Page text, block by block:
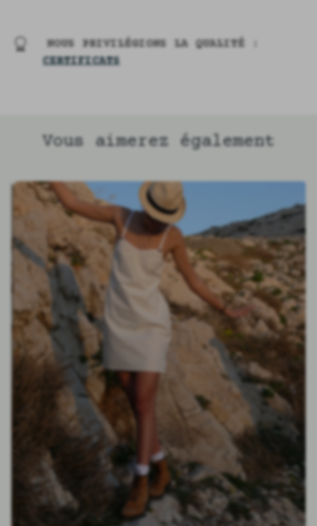
NOUS PRIVILÉGIONS LA QUALITÉ :
CERTIFICATS
Vous aimerez également